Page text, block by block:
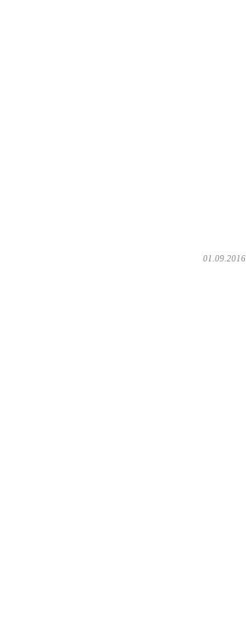
01.09.2016